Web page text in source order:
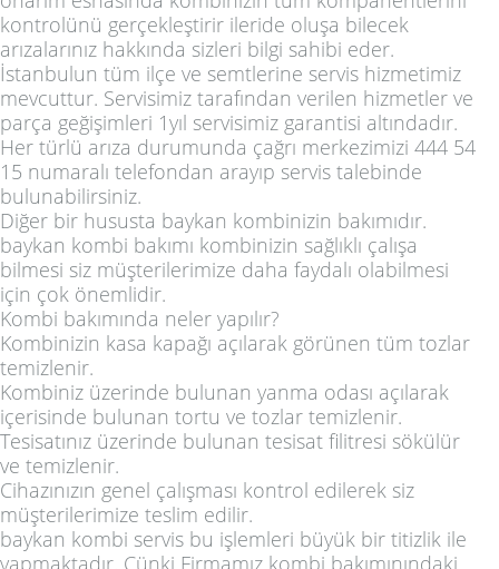
kontrolünü gerçekleştirir ileride oluşa bilecek
arızalarınız hakkında sizleri bilgi sahibi eder.
İstanbulun tüm ilçe ve semtlerine servis hizmetimiz
mevcuttur. Servisimiz tarafından verilen hizmetler ve
parça geğişimleri 1yıl servisimiz garantisi altındadır.
Her türlü arıza durumunda çağrı merkezimizi 444 54
15 numaralı telefondan arayıp servis talebinde
bulunabilirsiniz.
Diğer bir hususta baykan kombinizin bakımıdır.
baykan kombi bakımı kombinizin sağlıklı çalışa
bilmesi siz müşterilerimize daha faydalı olabilmesi
için çok önemlidir.
Kombi bakımında neler yapılır?
Kombinizin kasa kapağı açılarak görünen tüm tozlar
temizlenir.
Kombiniz üzerinde bulunan yanma odası açılarak
içerisinde bulunan tortu ve tozlar temizlenir.
Tesisatınız üzerinde bulunan tesisat filitresi sökülür
ve temizlenir.
Cihazınızın genel çalışması kontrol edilerek siz
müşterilerimize teslim edilir.
baykan kombi servis bu işlemleri büyük bir titizlik ile
yapmaktadır. Çünki Firmamız kombi bakımınındaki